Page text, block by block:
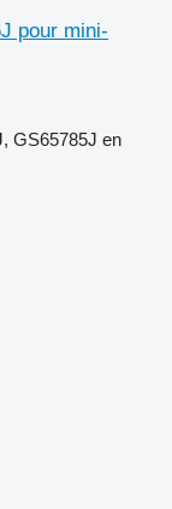
pour mini-
GS65785J en